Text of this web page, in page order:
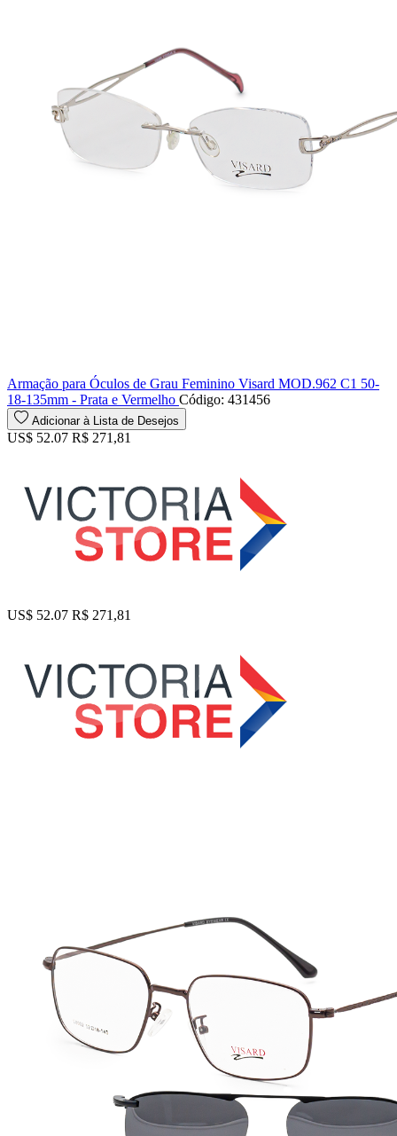
Armação para Óculos de Grau Feminino Visard MOD.962 C1 50-
18-135mm - Prata e Vermelho Código: 431456
Adicionar à Lista de Desejos
US$ 52.07 R$ 271,81
US$ 52.07 R$ 271,81